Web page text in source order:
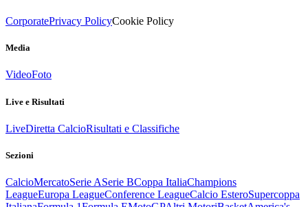
CorporatePrivacy PolicyCookie Policy
Media
VideoFoto
Live e Risultati
LiveDiretta CalcioRisultati e Classifiche
Sezioni
CalcioMercatoSerie ASerie BCoppa ItaliaChampions
LeagueEuropa LeagueConference LeagueCalcio EsteroSupercoppa